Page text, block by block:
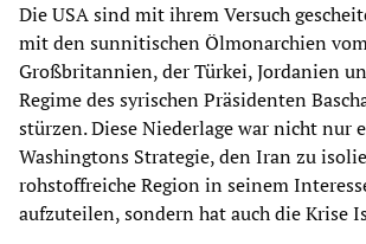
Die USA sind mit ihrem Versuch
mit den sunnitischen Ölmonarchien
Großbritannien, der Türkei, Jordanien
Regime des syrischen Präsidenten
stürzen. Diese Niederlage war nicht nur
Washingtons Strategie, den Iran zu
rohstoffreiche Region in seinem
aufzuteilen, sondern hat auch die Krise